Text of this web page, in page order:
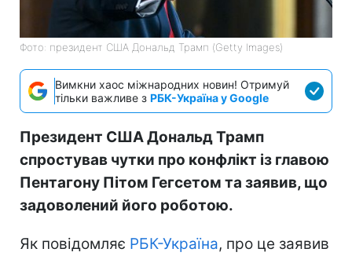
Фото: президент США Дональд Трамп (Getty Images)
Вимкни хаос міжнародних новин! Отримуй
тільки важливе з РБК-Україна у Google
Президент США Дональд Трамп
спростував чутки про конфлікт із главою
Пентагону Пітом Гегсетом та заявив, що
задоволений його роботою.
Як повідомляє РБК-Україна, про це заявив